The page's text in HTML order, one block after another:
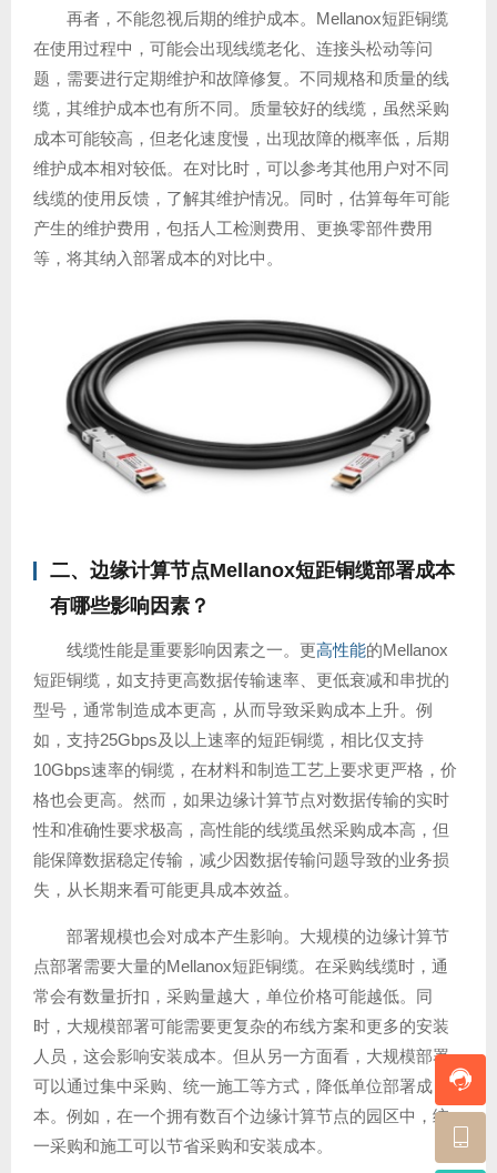
再者，不能忽视后期的维护成本。Mellanox短距铜缆
在使用过程中，可能会出现线缆老化、连接头松动等问
题，需要进行定期维护和故障修复。不同规格和质量的线
缆，其维护成本也有所不同。质量较好的线缆，虽然采购
成本可能较高，但老化速度慢，出现故障的概率低，后期
维护成本相对较低。在对比时，可以参考其他用户对不同
线缆的使用反馈，了解其维护情况。同时，估算每年可能
产生的维护费用，包括人工检测费用、更换零部件费用
等，将其纳入部署成本的对比中。
二、边缘计算节点Mellanox短距铜缆部署成本
有哪些影响因素？
线缆性能是重要影响因素之一。更高性能的Mellanox
短距铜缆，如支持更高数据传输速率、更低衰减和串扰的
型号，通常制造成本更高，从而导致采购成本上升。例
如，支持25Gbps及以上速率的短距铜缆，相比仅支持
10Gbps速率的铜缆，在材料和制造工艺上要求更严格，价
格也会更高。然而，如果边缘计算节点对数据传输的实时
性和准确性要求极高，高性能的线缆虽然采购成本高，但
能保障数据稳定传输，减少因数据传输问题导致的业务损
失，从长期来看可能更具成本效益。
部署规模也会对成本产生影响。大规模的边缘计算节
点部署需要大量的Mellanox短距铜缆。在采购线缆时，通
常会有数量折扣，采购量越大，单位价格可能越低。同
时，大规模部署可能需要更复杂的布线方案和更多的安装
人员，这会影响安装成本。但从另一方面看，大规模部署
可以通过集中采购、统一施工等方式，降低单位部署成
本。例如，在一个拥有数百个边缘计算节点的园区中，统
一采购和施工可以节省采购和安装成本。